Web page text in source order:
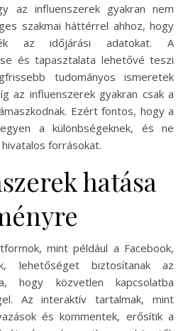
az influenszerek gyakran nem
szakmai háttérrel ahhoz, hogy
az időjárási adatokat. A
és tapasztalata lehetővé teszi
tudományos ismeretek
az influenszerek gyakran csak a
Ezért fontos, hogy a
a különbségeknek, és ne
forrásokat.
hatása
mint például a Facebook,
lehetőséget biztosítanak az
hogy közvetlen kapcsolatba
Az interaktív tartalmak, mint
és kommentek, erősítik a